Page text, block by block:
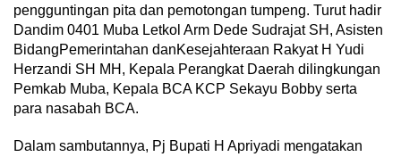
pengguntingan pita dan pemotongan tumpeng. Turut hadir
Dandim 0401 Muba Letkol Arm Dede Sudrajat SH, Asisten
BidangPemerintahan danKesejahteraan Rakyat H Yudi
Herzandi SH MH, Kepala Perangkat Daerah dilingkungan
Pemkab Muba, Kepala BCA KCP Sekayu Bobby serta
para nasabah BCA.
Dalam sambutannya, Pj Bupati H Apriyadi mengatakan